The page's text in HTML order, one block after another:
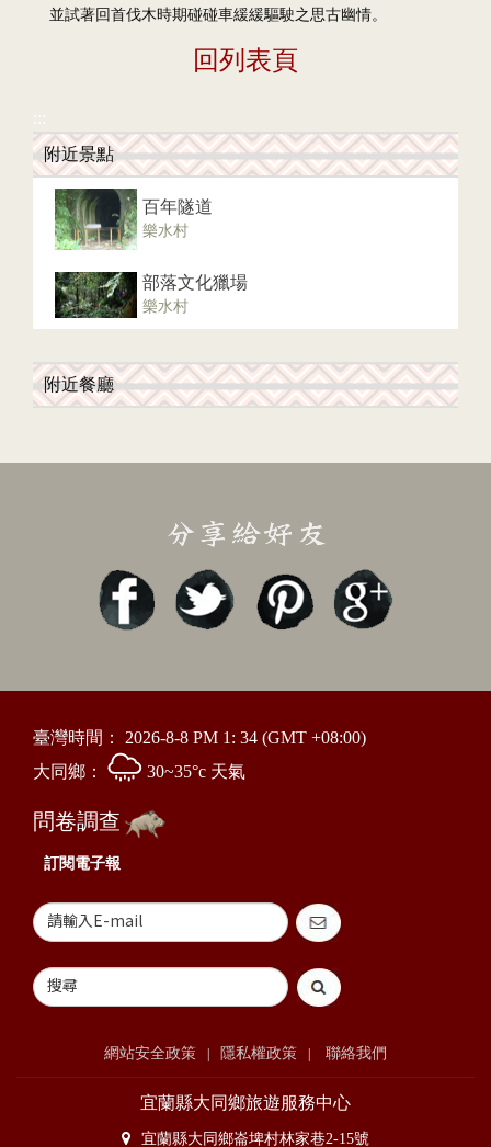
並試著回首伐木時期碰碰車緩緩驅駛之思古幽情。
回列表頁
附近景點
百年隧道
樂水村
部落文化獵場
樂水村
附近餐廳
臺灣時間： 2026-8-8 PM 1: 34 (GMT +08:00)
大同鄉：
30~35°c 天氣
問卷調查
訂閱電子報
網站安全政策 隱私權政策 聯絡我們
宜蘭縣大同鄉旅遊服務中心
宜蘭縣大同鄉崙埤村林家巷2-15號